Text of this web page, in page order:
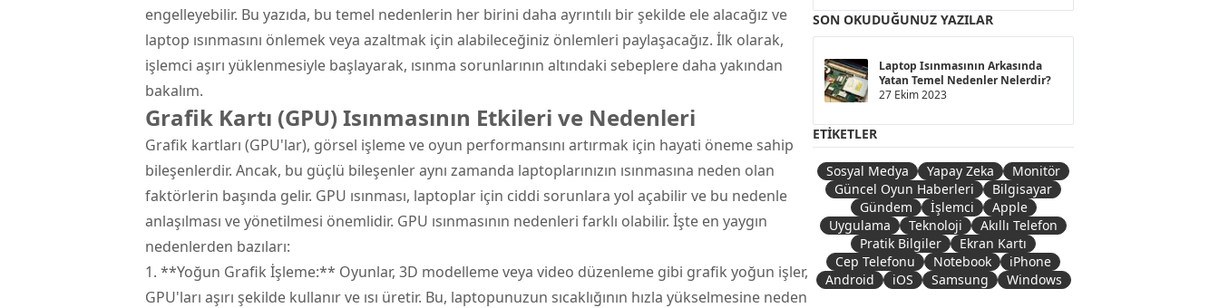
engelleyebilir. Bu yazıda, bu temel nedenlerin her birini daha ayrıntılı bir şekilde ele alacağız ve
laptop ısınmasını önlemek veya azaltmak için alabileceğiniz önlemleri paylaşacağız. İlk olarak,
işlemci aşırı yüklenmesiyle başlayarak, ısınma sorunlarının altındaki sebeplere daha yakından
bakalım.
Grafik Kartı (GPU) Isınmasının Etkileri ve Nedenleri
Grafik kartları (GPU'lar), görsel işleme ve oyun performansını artırmak için hayati öneme sahip
bileşenlerdir. Ancak, bu güçlü bileşenler aynı zamanda laptoplarınızın ısınmasına neden olan
faktörlerin başında gelir. GPU ısınması, laptoplar için ciddi sorunlara yol açabilir ve bu nedenle
anlaşılması ve yönetilmesi önemlidir. GPU ısınmasının nedenleri farklı olabilir. İşte en yaygın
nedenlerden bazıları:
1. **Yoğun Grafik İşleme:** Oyunlar, 3D modelleme veya video düzenleme gibi grafik yoğun işler,
GPU'ları aşırı şekilde kullanır ve ısı üretir. Bu, laptopunuzun sıcaklığının hızla yükselmesine neden
SON OKUDUĞUNUZ YAZILAR
Laptop Isınmasının Arkasında
Yatan Temel Nedenler Nelerdir?
27 Ekim 2023
ETIKETLER
Sosyal Medya Yapay Zeka
Monitör
Güncel Oyun Haberleri
Bilgisayar
Gündem
İşlemci
Apple
Uygulama
Teknoloji
Akıllı Telefon
Pratik Bilgiler
Ekran Kartı
Cep Telefonu
Notebook
iPhone
Android
iOS Samsung Windows